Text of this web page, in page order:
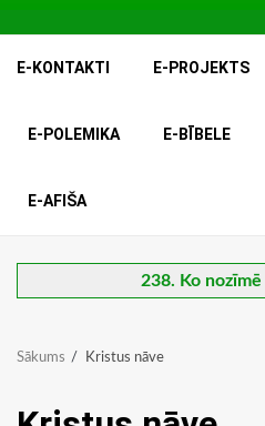
E-KONTAKTI E-PROJEKTS
E-POLEMIKA E-BĪBELE
E-AFIŠA
238. Ko nozīmē
Sākums Kristus nāve